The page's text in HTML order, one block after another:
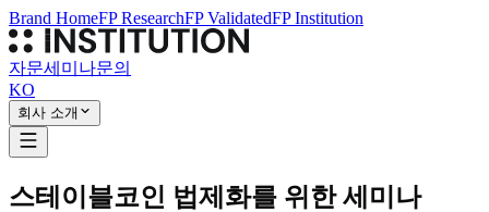
Brand HomeFP ResearchFP ValidatedFP Institution
자문세미나문의
KO
회사 소개
스테이블코인 법제화를 위한 세미나